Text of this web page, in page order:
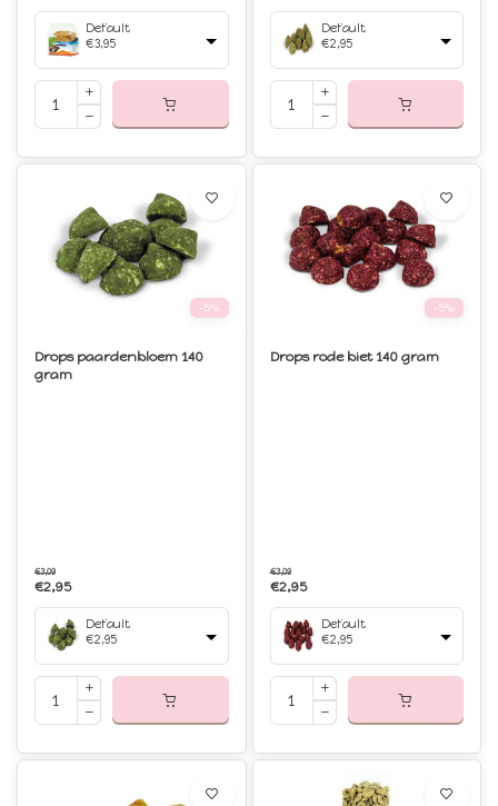
Default
€3,95
Default
€2,95
-5%
Drops paardenbloem 140
gram
€3,09
€2,95
Default
€2,95
-5%
Drops rode biet 140 gram
€3,09
€2,95
Default
€2,95